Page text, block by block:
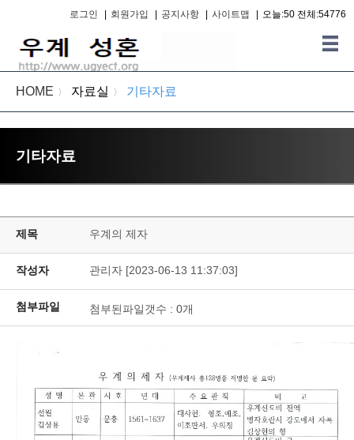
로그인 회원가입 공지사항 사이트맵 오늘:50 전체:54776
HOME 〉 자료실 〉 기타자료
기타자료
제목 우계의 제자
작성자 관리자 [2023-06-13 11:37:03]
첨부파일 첨부된파일갯수 : 0개